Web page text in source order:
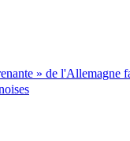
» de l'Allemagne